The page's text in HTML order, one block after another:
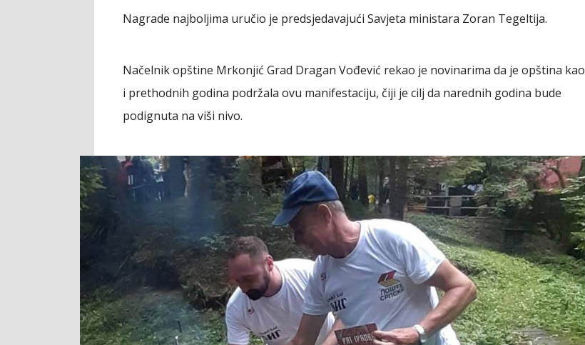
Nagrade najboljima uručio je predsjedavajući Savjeta ministara Zoran Tegeltija.
Načelnik opštine Mrkonjić Grad Dragan Vođević rekao je novinarima da je opština kao
i prethodnih godina podržala ovu manifestaciju, čiji je cilj da narednih godina bude
podignuta na viši nivo.